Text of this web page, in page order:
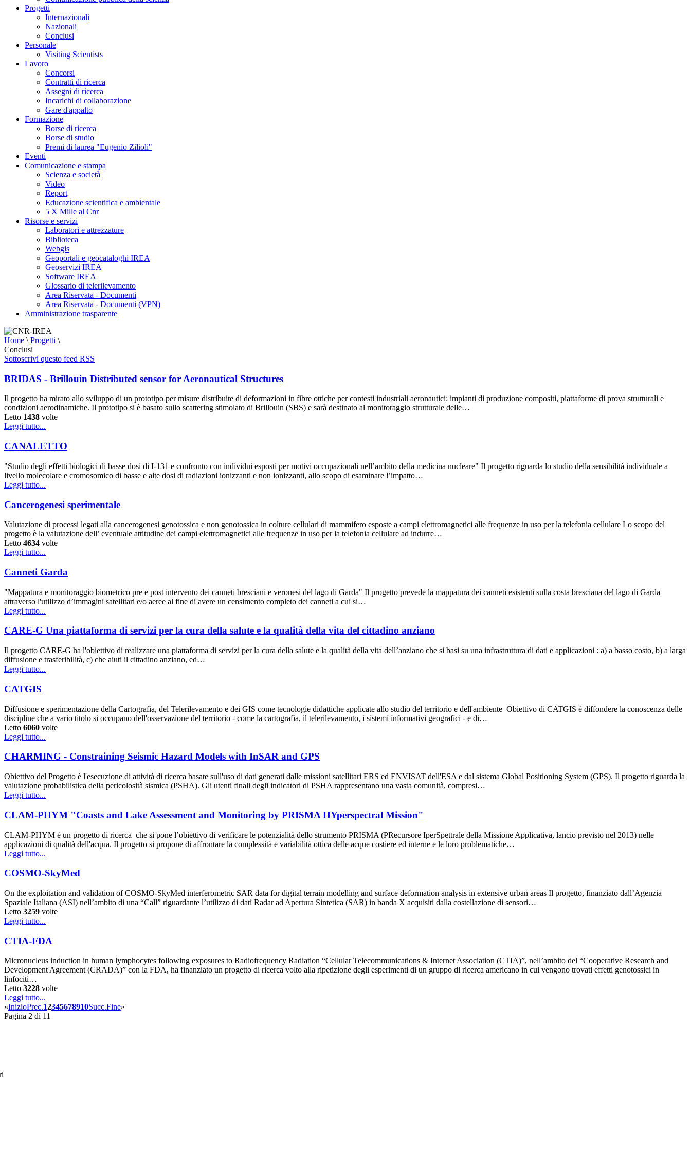
Progetti
Internazionali
Nazionali
Conclusi
Personale
Visiting Scientists
Lavoro
Concorsi
Contratti di ricerca
Assegni di ricerca
Incarichi di collaborazione
Gare d'appalto
Formazione
Borse di ricerca
Borse di studio
Premi di laurea "Eugenio Zilioli"
Eventi
Comunicazione e stampa
Scienza e società
Video
Report
Educazione scientifica e ambientale
5 X Mille al Cnr
Risorse e servizi
Laboratori e attrezzature
Biblioteca
Webgis
Geoportali e geocataloghi IREA
Geoservizi IREA
Software IREA
Glossario di telerilevamento
Area Riservata - Documenti
Area Riservata - Documenti (VPN)
Amministrazione trasparente
Home \ Progetti \
Conclusi
Sottoscrivi questo feed RSS
BRIDAS - Brillouin Distributed sensor for Aeronautical Structures
Il progetto ha mirato allo sviluppo di un prototipo per misure distribuite di deformazioni in fibre ottiche per contesti industriali aeronautici: impianti di produzione compositi, piattaforme di prova strutturali e
condizioni aerodinamiche. Il prototipo si è basato sullo scattering stimolato di Brillouin (SBS) e sarà destinato al monitoraggio strutturale delle…
Letto 1438 volte
Leggi tutto...
CANALETTO
"Studio degli effetti biologici di basse dosi di I-131 e confronto con individui esposti per motivi occupazionali nell’ambito della medicina nucleare" Il progetto riguarda lo studio della sensibilità individuale a
livello molecolare e cromosomico di basse e alte dosi di radiazioni ionizzanti e non ionizzanti, allo scopo di esaminare l’impatto…
Leggi tutto...
Cancerogenesi sperimentale
Valutazione di processi legati alla cancerogenesi genotossica e non genotossica in colture cellulari di mammifero esposte a campi elettromagnetici alle frequenze in uso per la telefonia cellulare Lo scopo del
progetto è la valutazione dell’ eventuale attitudine dei campi elettromagnetici alle frequenze in uso per la telefonia cellulare ad indurre…
Letto 4634 volte
Leggi tutto...
Canneti Garda
"Mappatura e monitoraggio biometrico pre e post intervento dei canneti bresciani e veronesi del lago di Garda" Il progetto prevede la mappatura dei canneti esistenti sulla costa bresciana del lago di Garda
attraverso l'utilizzo d’immagini satellitari e/o aeree al fine di avere un censimento completo dei canneti a cui si…
Leggi tutto...
CARE-G Una piattaforma di servizi per la cura della salute e la qualità della vita del cittadino anziano
Il progetto CARE-G ha l'obiettivo di realizzare una piattaforma di servizi per la cura della salute e la qualità della vita dell’anziano che si basi su una infrastruttura di dati e applicazioni : a) a basso costo, b) a larga
diffusione e trasferibilità, c) che aiuti il cittadino anziano, ed…
Leggi tutto...
CATGIS
Diffusione e sperimentazione della Cartografia, del Telerilevamento e dei GIS come tecnologie didattiche applicate allo studio del territorio e dell'ambiente Obiettivo di CATGIS è diffondere la conoscenza delle
discipline che a vario titolo si occupano dell'osservazione del territorio - come la cartografia, il telerilevamento, i sistemi informativi geografici - e di…
Letto 6060 volte
Leggi tutto...
CHARMING - Constraining Seismic Hazard Models with InSAR and GPS
Obiettivo del Progetto è l'esecuzione di attività di ricerca basate sull'uso di dati generati dalle missioni satellitari ERS ed ENVISAT dell'ESA e dal sistema Global Positioning System (GPS). Il progetto riguarda la
valutazione probabilistica della pericolosità sismica (PSHA). Gli utenti finali degli indicatori di PSHA rappresentano una vasta comunità, compresi…
Leggi tutto...
CLAM-PHYM "Coasts and Lake Assessment and Monitoring by PRISMA HYperspectral Mission"
CLAM-PHYM è un progetto di ricerca che si pone l’obiettivo di verificare le potenzialità dello strumento PRISMA (PRecursore IperSpettrale della Missione Applicativa, lancio previsto nel 2013) nelle
applicazioni di qualità dell'acqua. Il progetto si propone di affrontare la complessità e variabilità ottica delle acque costiere ed interne e le loro problematiche…
Leggi tutto...
COSMO-SkyMed
On the exploitation and validation of COSMO-SkyMed interferometric SAR data for digital terrain modelling and surface deformation analysis in extensive urban areas Il progetto, finanziato dall’Agenzia
Spaziale Italiana (ASI) nell’ambito di una “Call” riguardante l’utilizzo di dati Radar ad Apertura Sintetica (SAR) in banda X acquisiti dalla costellazione di sensori…
Letto 3259 volte
Leggi tutto...
CTIA-FDA
Micronucleus induction in human lymphocytes following exposures to Radiofrequency Radiation “Cellular Telecommunications & Internet Association (CTIA)”, nell’ambito del “Cooperative Research and
Development Agreement (CRADA)” con la FDA, ha finanziato un progetto di ricerca volto alla ripetizione degli esperimenti di un gruppo di ricerca americano in cui vengono trovati effetti genotossici in
linfociti…
Letto 3228 volte
Leggi tutto...
«InizioPrec.12345678910Succ.Fine»
Pagina 2 di 11